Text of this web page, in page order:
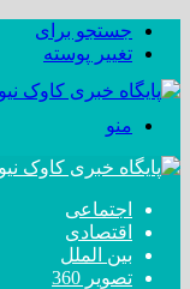
جستجو برای
تغییر پوسته
منو
اجتماعی
اقتصادی
بین الملل
تصویر 360